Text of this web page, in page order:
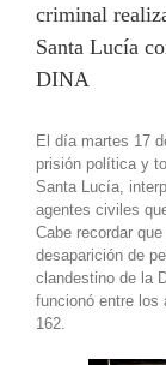
criminal
Santa Lucía
DINA
El día martes 17
prisión política y
Santa Lucía,
agentes civiles
Cabe recordar
desaparición de
clandestino de la
funcionó entre los
162.